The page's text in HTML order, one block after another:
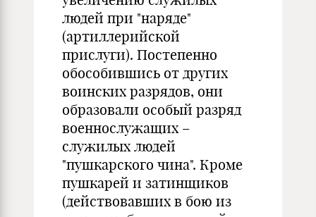
людей при "наряде"
(артиллерийской
прислуги). Постепенно
обособившись от других
воинских разрядов, они
образовали особый разряд
военнослужащих –
служилых людей
"пушкарского чина". Кроме
пушкарей и затинщиков
(действовавших в бою из